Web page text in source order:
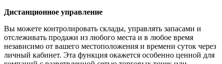
Дистанционное управление
Вы можете контролировать склады, управлять запасами и
отслеживать продажи из любого места и в любое время
независимо от вашего местоположения и времени суток через
личный кабинет. Эта функция окажется особенно ценной для